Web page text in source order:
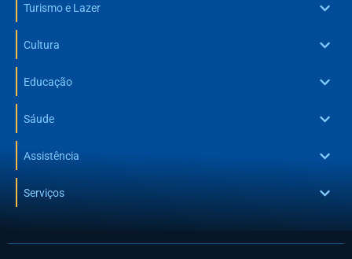
Turismo e Lazer
Cultura
Educação
Sáude
Assistência
Serviços